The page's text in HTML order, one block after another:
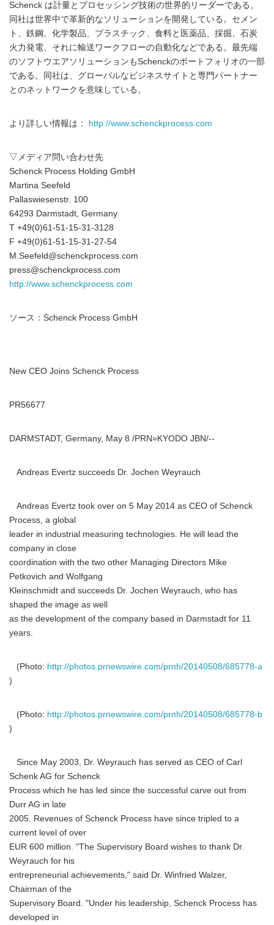
Schenck は計量とプロセッシング技術の世界的リーダーである。
同社は世界中で革新的なソリューションを開発している。セメン
ト、鉄鋼、化学製品、プラスチック、食料と医薬品、採掘、石炭
火力発電、それに輸送ワークフローの自動化などである。最先端
のソフトウエアソリューションもSchenckのポートフォリオの一部
である。同社は、グローバルなビジネスサイトと専門パートナー
とのネットワークを意味している。
より詳しい情報は： http://www.schenckprocess.com
▽メディア問い合わせ先
Schenck Process Holding GmbH
Martina Seefeld
Pallaswiesenstr. 100
64293 Darmstadt, Germany
T +49(0)61-51-15-31-3128
F +49(0)61-51-15-31-27-54
M.Seefeld@schenckprocess.com
press@schenckprocess.com
http://www.schenckprocess.com
ソース：Schenck Process GmbH
New CEO Joins Schenck Process
PR56677
DARMSTADT, Germany, May 8 /PRN=KYODO JBN/--
Andreas Evertz succeeds Dr. Jochen Weyrauch
Andreas Evertz took over on 5 May 2014 as CEO of Schenck
Process, a global
leader in industrial measuring technologies. He will lead the
company in close
coordination with the two other Managing Directors Mike
Petkovich and Wolfgang
Kleinschmidt and succeeds Dr. Jochen Weyrauch, who has
shaped the image as well
as the development of the company based in Darmstadt for 11
years.
(Photo: http://photos.prnewswire.com/prnh/20140508/685778-a
)
(Photo: http://photos.prnewswire.com/prnh/20140508/685778-b
)
Since May 2003, Dr. Weyrauch has served as CEO of Carl
Schenk AG for Schenck
Process which he has led since the successful carve out from
Durr AG in late
2005. Revenues of Schenck Process have since tripled to a
current level of over
EUR 600 million. "The Supervisory Board wishes to thank Dr.
Weyrauch for his
entrepreneurial achievements," said Dr. Winfried Walzer,
Chairman of the
Supervisory Board. "Under his leadership, Schenck Process has
developed in